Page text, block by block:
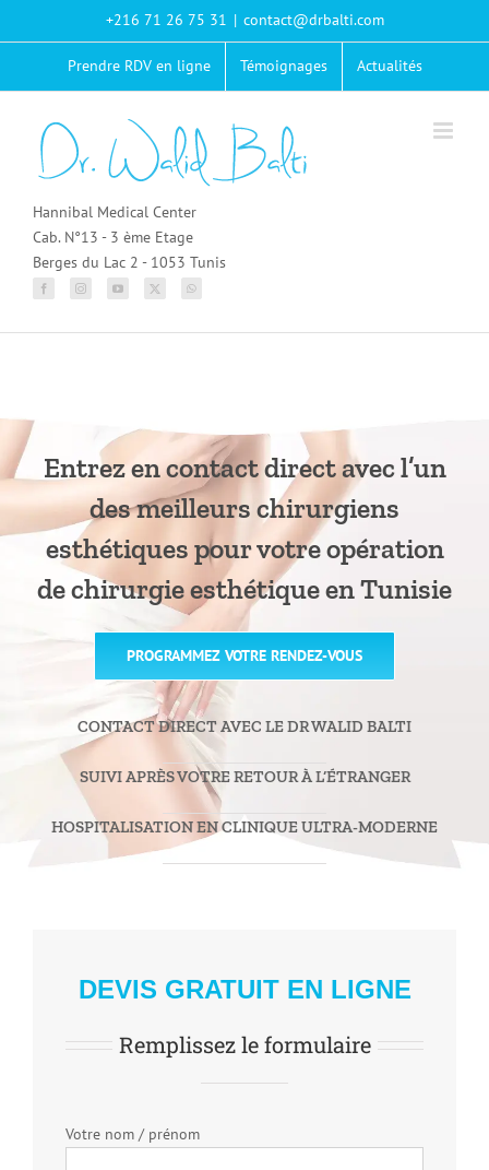
+216 71 26 75 31 | contact@drbalti.com
Prendre RDV en ligne Témoignages Actualités
Hannibal Medical Center
Cab. N°13 - 3 ème Etage
Berges du Lac 2 - 1053 Tunis
Entrez en contact direct avec l’un
des meilleurs chirurgiens
esthétiques pour votre opération
de chirurgie esthétique en Tunisie
PROGRAMMEZ VOTRE RENDEZ-VOUS
CONTACT DIRECT AVEC LE DR WALID BALTI
SUIVI APRÈS VOTRE RETOUR À L’ÉTRANGER
HOSPITALISATION EN CLINIQUE ULTRA-MODERNE
DEVIS GRATUIT EN LIGNE
Remplissez le formulaire
Votre nom / prénom